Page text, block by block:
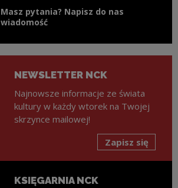
Masz pytania? Napisz do nas
wiadomość
NEWSLETTER NCK
Najnowsze informacje ze świata
kultury w każdy wtorek na Twojej
skrzynce mailowej!
Zapisz się
KSIĘGARNIA NCK